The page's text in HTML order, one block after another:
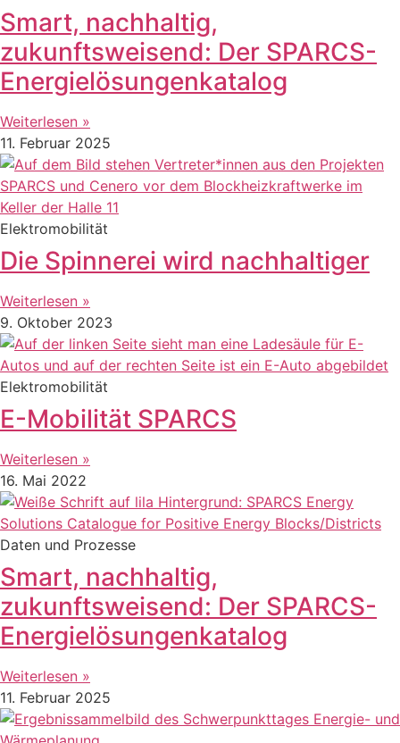
Smart, nachhaltig,
zukunftsweisend: Der SPARCS-
Energielösungenkatalog
Weiterlesen »
11. Februar 2025
Elektromobilität
Die Spinnerei wird nachhaltiger
Weiterlesen »
9. Oktober 2023
Elektromobilität
E-Mobilität SPARCS
Weiterlesen »
16. Mai 2022
Daten und Prozesse
Smart, nachhaltig,
zukunftsweisend: Der SPARCS-
Energielösungenkatalog
Weiterlesen »
11. Februar 2025